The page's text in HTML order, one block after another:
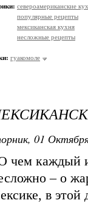
североамериканские
популярные рецепты
мексиканская кухня
несложные рецепты
гуакомоле
01
чем каждый
– о
в этой